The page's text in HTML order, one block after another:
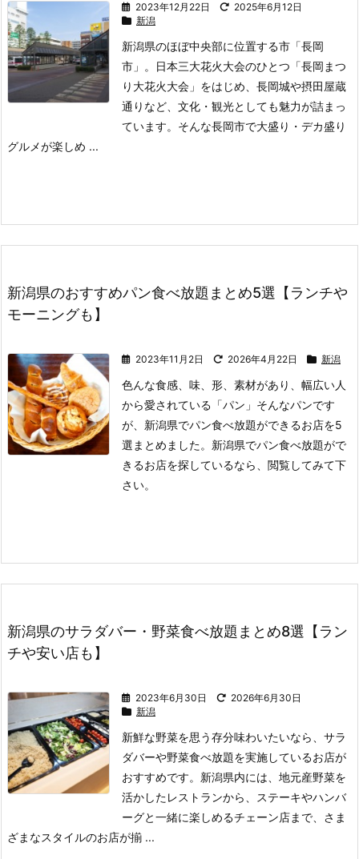
2023年12月22日
2025年6月12日
新潟
新潟県のほぼ中央部に位置する市「長岡
市」。
日本三大花火大会のひとつ「長岡まつ
り大花火大会」をはじめ、長岡城や摂田屋蔵
通りなど、文化・観光としても魅力が詰まっ
ています。 そんな長岡市で大盛り・デカ盛り
グルメが楽しめ ...
新潟県のおすすめパン食べ放題まとめ5選【ランチや
モーニングも】
2023年11月2日 2026年4月22日 新潟
色んな食感、味、形、素材があり、幅広い人
から愛されている「パン」 そんなパンです
が、新潟県でパン食べ放題ができるお店を5
選まとめました。 新潟県でパン食べ放題がで
きるお店を探しているなら、閲覧してみて下
さい。
新潟県のサラダバー・野菜食べ放題まとめ8選【ラン
チや安い店も】
2023年6月30日
2026年6月30日
新潟
新鮮な野菜を思う存分味わいたいなら、サラ
ダバーや野菜食べ放題を実施しているお店が
おすすめです。 新潟県内には、地元産野菜を
活かしたレストランから、ステーキやハンバ
ーグと一緒に楽しめるチェーン店まで、さま
ざまなスタイルのお店が揃 ...